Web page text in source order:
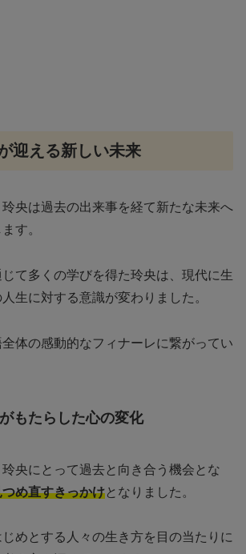
迎える新しい未来
央は過去の出来事を経て新たな未来へ
す。
て多くの学びを得た玲央は、現代に生
生に対する意識が変わりました。
体の感動的なフィナーレに繋がってい
もたらした心の変化
央にとって過去と向き合う機会とな
め直すきっかけとなりました。
めとする人々の生き方を目の当たりに